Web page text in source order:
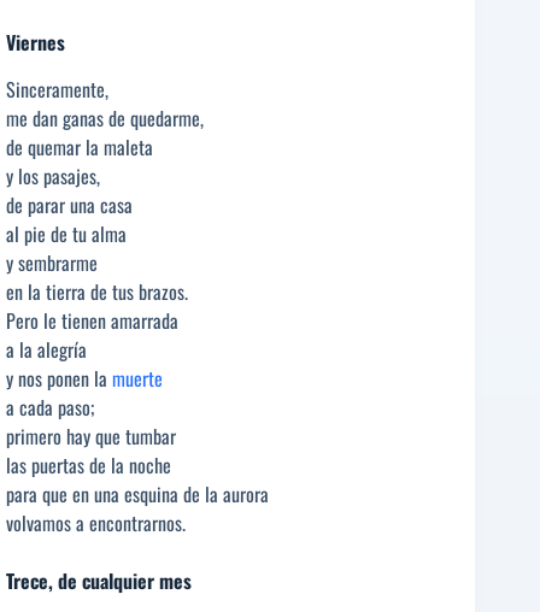
Viernes
Sinceramente,
me dan ganas de quedarme,
de quemar la maleta
y los pasajes,
de parar una casa
al pie de tu alma
y sembrarme
en la tierra de tus brazos.
Pero le tienen amarrada
a la alegría
y nos ponen la muerte
a cada paso;
primero hay que tumbar
las puertas de la noche
para que en una esquina de la aurora
volvamos a encontrarnos.
Trece, de cualquier mes